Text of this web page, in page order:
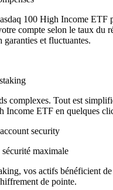
100 High Income ETF
compte selon le taux du
garanties et fluctuantes.
complexes. Tout est
Income ETF en quelques
maximale
vos actifs bénéficient
de pointe.